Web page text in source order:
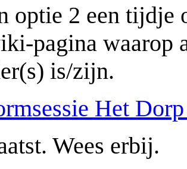
optie 2 een tijdje
pagina waarop
is/zijn.
Het
Wees erbij.